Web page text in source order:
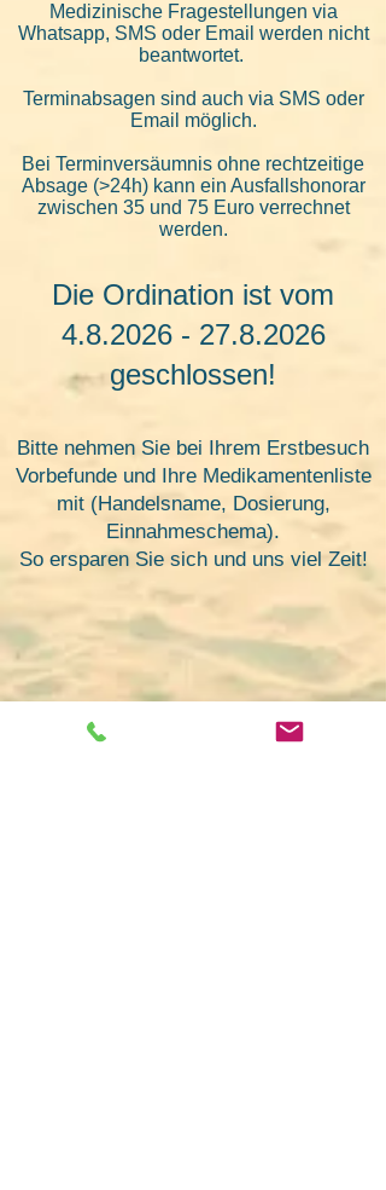
Medizinische Fragestellungen via
Whatsapp, SMS oder Email werden nicht
beantwortet.
Terminabsagen sind auch via SMS oder
Email möglich.
Bei Terminversäumnis ohne rechtzeitige
Absage (>24h) kann ein Ausfallshonorar
zwischen 35 und 75 Euro verrechnet
werden.
Die Ordination ist vom
4.8.2026 - 27.8.2026
geschlossen!
Bitte nehmen Sie bei Ihrem Erstbesuch
Vorbefunde und Ihre Medikamentenliste
mit (Handelsname, Dosierung,
Einnahmeschema).
So ersparen Sie sich und uns viel Zeit!